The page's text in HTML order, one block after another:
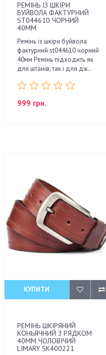
РЕМІНЬ ІЗ ШКІРИ
БУЙВОЛА ФАКТУРНИЙ
ST044610 ЧОРНИЙ
40ММ
Ремінь із шкіри буйвола
фактурний st044610 чорний
40мм Ремінь підходить як
для штанів, так і для дж..
999 грн.
КУПИТИ
РЕМІНЬ ШКІРЯНИЙ
КОНЬЯЧНИЙ З РЯДКОМ
40ММ ЧОЛОВІЧИЙ
LIMARY SK400221